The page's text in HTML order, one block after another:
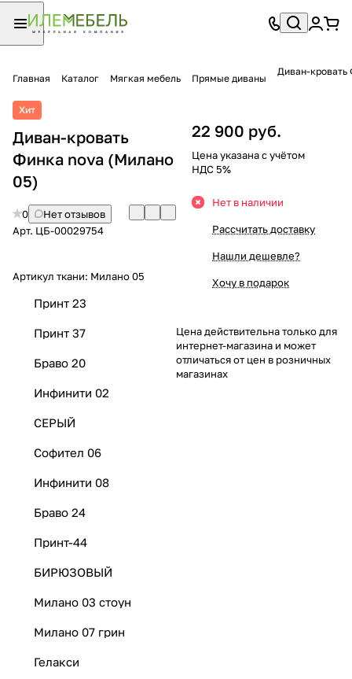
Главная Каталог Мягкая мебель Прямые диваны
Диван-кровать
Хит
Диван-кровать
Финка nova (Милано
05)
0
Нет отзывов
Арт. ЦБ-00029754
Артикул ткани: Милано 05
Принт 23
Принт 37
Браво 20
Инфинити 02
СЕРЫЙ
Софител 06
Инфинити 08
Браво 24
Принт-44
БИРЮЗОВЫЙ
Милано 03 стоун
Милано 07 грин
Гелакси
22 900 руб.
Цена указана с учётом
НДС 5%
Нет в наличии
Рассчитать доставку
Нашли дешевле?
Хочу в подарок
Цена действительна только для
интернет-магазина и может
отличаться от цен в розничных
магазинах